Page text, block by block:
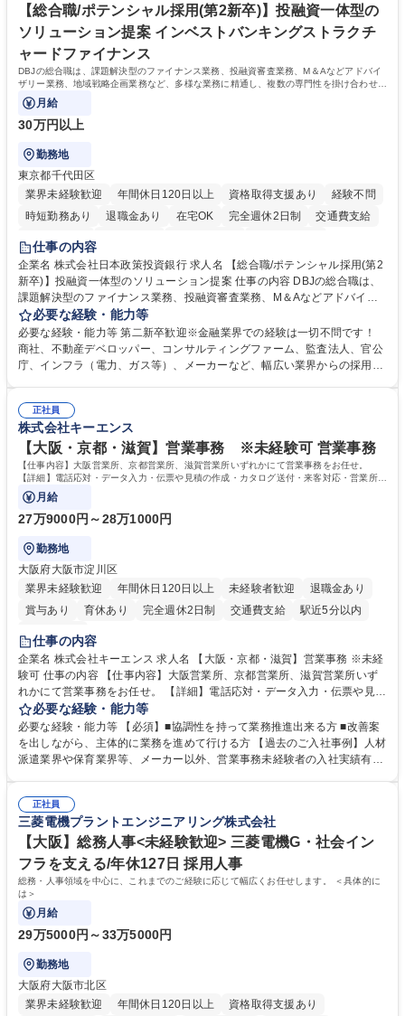
を込めてコミュニケーションをとりながら広報関連業務を行っておりま
す。 学歴・資格 学歴：大学院 大学 高専 短大 専修学校 高校 語学力： 資
格：
【総合職/ポテンシャル採用(第2新卒)】投融資一体型の
ソリューション提案 インベストバンキングストラクチ
ャードファイナンス
DBJの総合職は、課題解決型のファイナンス業務、投融資審査業務、M＆Aなどアドバイ
ザリー業務、地域戦略企画業務など、多様な業務に精通し、複数の専門性を掛け合わせて
広く社会に貢献していく職種です。
月給
30万円以上
勤務地
東京都千代田区
業界未経験歓迎
年間休日120日以上 資格取得支援あり
経験不問
時短勤務あり
退職金あり 在宅OK 完全週休2日制
交通費支給
駅近5分以内
食事補助あり
託児所あり
仕事の内容
企業名 株式会社日本政策投資銀行 求人名 【総合職/ポテンシャル採用(第2
新卒)】投融資一体型のソリューション提案 仕事の内容 DBJの総合職は、
課題解決型のファイナンス業務、投融資審査業務、M＆Aなどアドバイザ
リー業務、地域戦略企画業務など、多様な業務に精通し、複数の専門性を
掛け合わせて広く社会に貢献していく職種です。 入社後は、横断的なロー
テーションを経て適性や専門性に応じたキャリアを形成していただきま
す。総合職として入社いただき、下記いずれかの部門でご活躍いただきま
ート・ナレッジ業務 ※それぞれの業務内容に関しては、別途その他労働条
件備考欄に記載 募集職種 【総合職/ポテンシャル採用(第2新卒)】投融資一
体型のソリューション提案
必要な経験・能力等
必要な経験・能力等 第二新卒歓迎※金融業界での経験は一切不問です！
商社、不動産デベロッパー、コンサルティングファーム、監査法人、官公
庁、インフラ（電力、ガス等）、メーカーなど、幅広い業界からの採用実
く高い志を併せもった人材を求めています。ポテンシャル採用（第2新
卒）では、金融業界での経験や知識を問いません。新たな時代を見据え
て、複雑化する社会課題の解決に向けて先鞭をつける役割を担いたい、と
いう気概をお持ちの方を心待ちにしています。 学歴・資格 学歴：大学院
大学 語学力： 資格：
正社員
株式会社キーエンス
【大阪・京都・滋賀】営業事務 ※未経験可 営業事務
【仕事内容】大阪営業所、京都営業所、滋賀営業所いずれかにて営業事務をお任せ。
【詳細】電話応対・データ入力・伝票や見積の作成・カタログ送付・来客対応・営業所内
で発生する事務業務や業務改善をお任せ。
月給
27万9000円～28万1000円
勤務地
大阪府大阪市淀川区
業界未経験歓迎
年間休日120日以上 未経験者歓迎
退職金あり
賞与あり
育休あり 完全週休2日制 交通費支給
駅近5分以内
土日祝休み
仕事の内容
企業名 株式会社キーエンス 求人名 【大阪・京都・滋賀】営業事務 ※未経
験可 仕事の内容 【仕事内容】大阪営業所、京都営業所、滋賀営業所いず
れかにて営業事務をお任せ。 【詳細】電話応対・データ入力・伝票や見積
の作成・カタログ送付・来客対応・営業所内で発生する事務業務や業務改
善をお任せ。 【教育制度】ご入社後、育成担当とペアになりながらOJTに
て業務を覚えていただくことが可能です。業務システムがきちんと構築さ
れているため、スムーズに仕事に慣れることができる環境です。また、
募集職種 【大阪・京都・滋賀】営業事務 ※未経験可
必要な経験・能力等
必要な経験・能力等 【必須】■協調性を持って業務推進出来る方 ■改善案
を出しながら、主体的に業務を進めて行ける方 【過去のご入社事例】人材
派遣業界や保育業界等、メーカー以外、営業事務未経験者の入社実績有
えて、お客様や社員の状況に合わせ、能動的なサポート、改善の動きも期
待され。組織を支えるスペシャリストとして、チームに貢献し、結果的に
社員から頼られる存在になることができます。平均19:30の退勤以降の業
務の持ち帰りも禁止されており、メリハリのある働き方となります。 学
歴・資格 学歴：大学院 大学 高専 短大 語学力： 資格：
正社員
三菱電機プラントエンジニアリング株式会社
【大阪】総務人事<未経験歓迎> 三菱電機G・社会イン
フラを支える/年休127日 採用人事
総務・人事領域を中心に、これまでのご経験に応じて幅広くお任せします。 ＜具体的に
は＞
月給
29万5000円～33万5000円
勤務地
大阪府大阪市北区
業界未経験歓迎
年間休日120日以上 資格取得支援あり